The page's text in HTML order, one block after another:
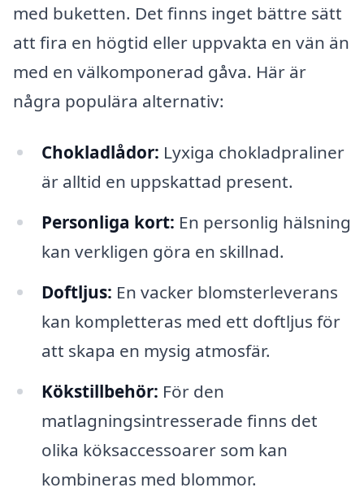
med buketten. Det finns inget bättre sätt
att fira en högtid eller uppvakta en vän än
med en välkomponerad gåva. Här är
några populära alternativ:
Chokladlådor: Lyxiga chokladpraliner
är alltid en uppskattad present.
Personliga kort: En personlig hälsning
kan verkligen göra en skillnad.
Doftljus: En vacker blomsterleverans
kan kompletteras med ett doftljus för
att skapa en mysig atmosfär.
Kökstillbehör: För den
matlagningsintresserade finns det
olika köksaccessoarer som kan
kombineras med blommor.